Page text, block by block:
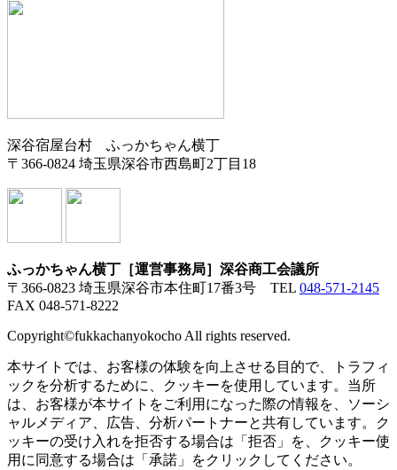
深谷宿屋台村 ふっかちゃん横丁
〒366-0824 埼玉県深谷市西島町2丁目18
ふっかちゃん横丁［運営事務局］深谷商工会議所
〒366-0823 埼玉県深谷市本住町17番3号 TEL 048-571-2145
FAX 048-571-8222
Copyright©fukkachanyokocho All rights reserved.
本サイトでは、お客様の体験を向上させる目的で、トラフィ
ックを分析するために、クッキーを使用しています。当所
は、お客様が本サイトをご利用になった際の情報を、ソーシ
ャルメディア、広告、分析パートナーと共有しています。ク
ッキーの受け入れを拒否する場合は「拒否」を、クッキー使
用に同意する場合は「承諾」をクリックしてください。